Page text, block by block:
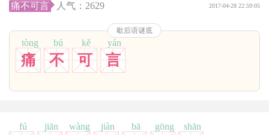
2017-04-28 22:59:05
痛不可言 人气： 2629
歇后语谜底
痛
tòng
不
bú
可
kě
言
yán
fú jiān wàng jiàn bā gōng shān